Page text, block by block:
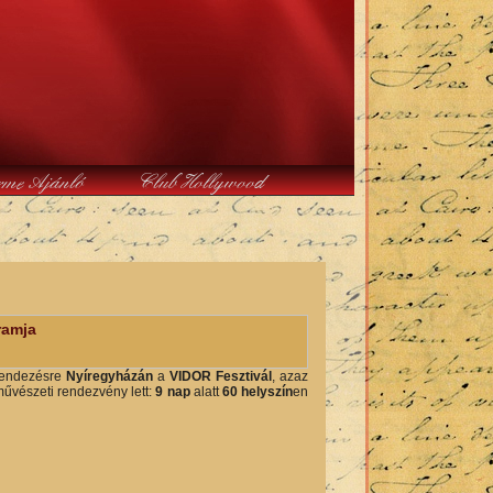
Ajánló Club Hollywood
Nyíregyházána VIDOR Fesztivál , azaz
rendezvény lett:9 napalatt60 helyszínen